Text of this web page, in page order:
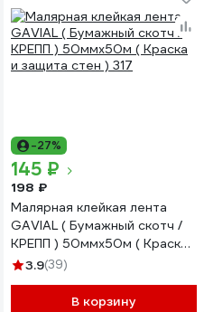
-27%
145 ₽
198 ₽
Малярная клейкая лента
GAVIAL ( Бумажный скотч /
КРЕПП ) 50ммх50м ( Краска
и защита стен ) 317
3.9(39)
В корзину